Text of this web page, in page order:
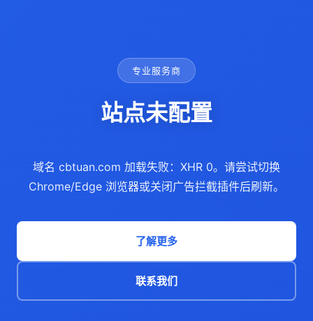
专业服务商
站点未配置
域名 cbtuan.com 加载失败：XHR 0。请尝试切换
Chrome/Edge 浏览器或关闭广告拦截插件后刷新。
了解更多
联系我们